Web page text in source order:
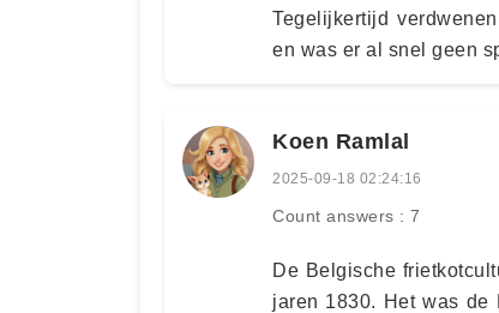
Tegelijkertijd
en was er al snel geen
Koen Ramlal
2025-09-18 02:24:16
Count answers : 7
De Belgische
jaren 1830. Het was de